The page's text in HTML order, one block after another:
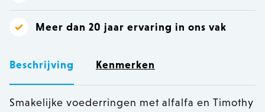
Meer dan 20 jaar ervaring in ons vak
Beschrijving Kenmerken
Smakelijke voederringen met alfalfa en Timothy